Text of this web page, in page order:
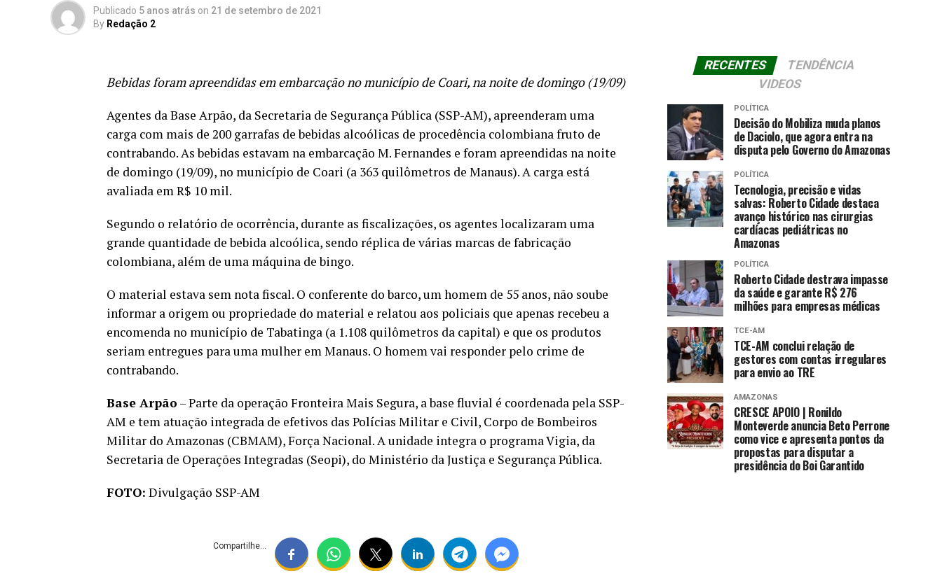
Publicado 5 anos atrás on 21 de setembro de 2021
By Redação 2
Bebidas foram apreendidas em embarcação no município de Coari, na noite de domingo (19/09)
Agentes da Base Arpão, da Secretaria de Segurança Pública (SSP-AM), apreenderam uma
carga com mais de 200 garrafas de bebidas alcoólicas de procedência colombiana fruto de
contrabando. As bebidas estavam na embarcação M. Fernandes e foram apreendidas na noite
de domingo (19/09), no município de Coari (a 363 quilômetros de Manaus). A carga está
avaliada em R$ 10 mil.
Segundo o relatório de ocorrência, durante as fiscalizações, os agentes localizaram uma
grande quantidade de bebida alcoólica, sendo réplica de várias marcas de fabricação
colombiana, além de uma máquina de bingo.
O material estava sem nota fiscal. O conferente do barco, um homem de 55 anos, não soube
informar a origem ou propriedade do material e relatou aos policiais que apenas recebeu a
encomenda no município de Tabatinga (a 1.108 quilômetros da capital) e que os produtos
seriam entregues para uma mulher em Manaus. O homem vai responder pelo crime de
contrabando.
Base Arpão – Parte da operação Fronteira Mais Segura, a base fluvial é coordenada pela SSP-
AM e tem atuação integrada de efetivos das Polícias Militar e Civil, Corpo de Bombeiros
Militar do Amazonas (CBMAM), Força Nacional. A unidade integra o programa Vigia, da
Secretaria de Operações Integradas (Seopi), do Ministério da Justiça e Segurança Pública.
FOTO: Divulgação SSP-AM
Compartilhe...
RECENTES
TENDÊNCIA
VIDEOS
POLÍTICA
Decisão do Mobiliza muda planos
de Daciolo, que agora entra na
disputa pelo Governo do Amazonas
POLÍTICA
Tecnologia, precisão e vidas
salvas: Roberto Cidade destaca
avanço histórico nas cirurgias
cardíacas pediátricas no
Amazonas
POLÍTICA
Roberto Cidade destrava impasse
da saúde e garante R$ 276
milhões para empresas médicas
TCE-AM
TCE-AM conclui relação de
gestores com contas irregulares
para envio ao TRE
AMAZONAS
CRESCE APOIO | Ronildo
Monteverde anuncia Beto Perrone
como vice e apresenta pontos da
propostas para disputar a
presidência do Boi Garantido